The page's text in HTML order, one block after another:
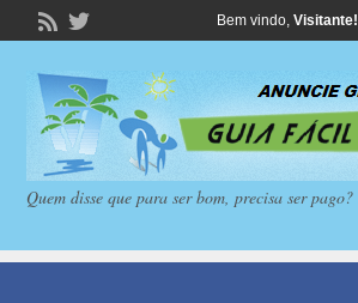
Bem vindo, Visitante!
Quem disse que para ser bom, precisa ser pago?